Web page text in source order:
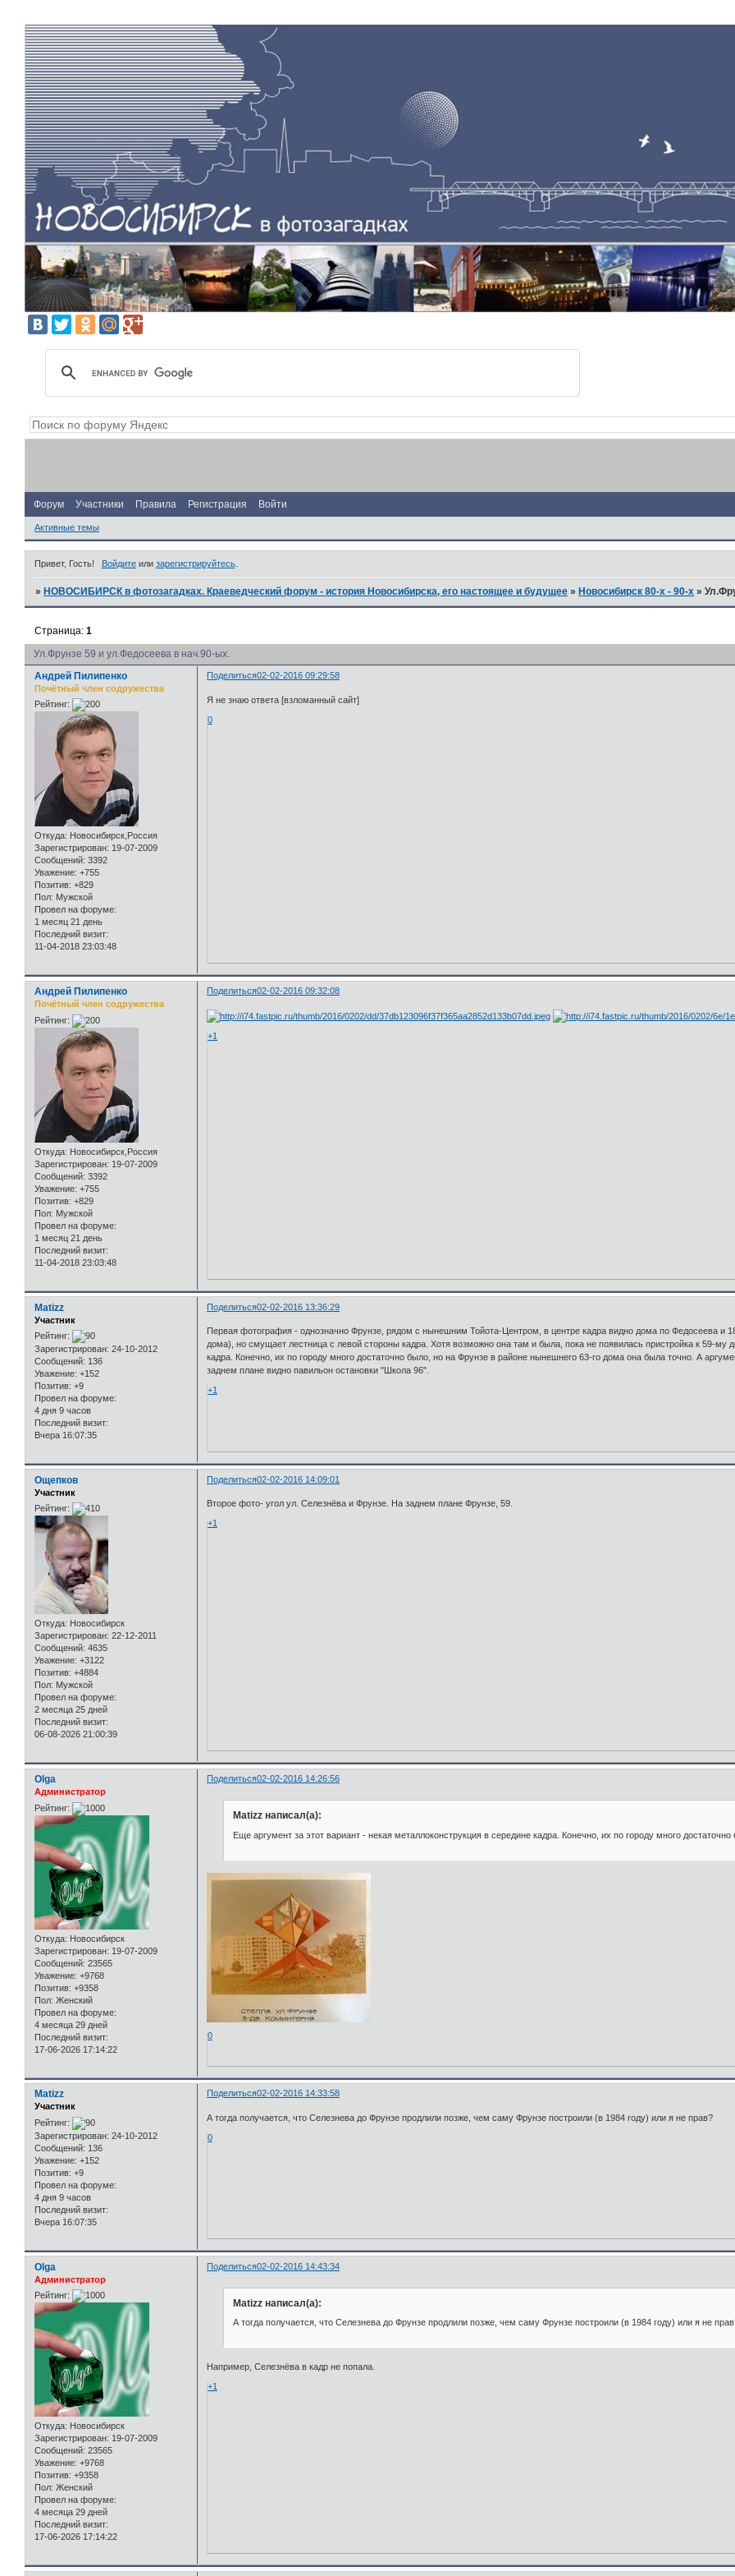
Форум Участники Правила Регистрация Войти
Активные темы
Привет, Гость! Войдитеили зарегистрируйтесь.
»НОВОСИБИРСК в фотозагадках. Краеведческий форум - история Новосибирска, его настоящее и будущее »Новосибирск 80-х - 90-х »
Ул.Фрунзе 59 и ул.Федосеева в нач.90-ых.
Страница:1
Поделиться02-02-2016 09:29:58
Андрей Пилипенко
Почётный член содружества
Рейтинг:
Откуда: Новосибирск,Россия
Зарегистрирован: 19-07-2009
Сообщений: 3392
Уважение: +755
Позитив: +829
Пол: Мужской
Провел на форуме:
1 месяц 21 день
Последний визит:
11-04-2018 23:03:48
Я не знаю ответа [взломанный сайт]
0
Поделиться02-02-2016 09:32:08
Андрей Пилипенко
Почётный член содружества
Рейтинг:
Откуда: Новосибирск,Россия
Зарегистрирован: 19-07-2009
Сообщений: 3392
Уважение: +755
Позитив: +829
Пол: Мужской
Провел на форуме:
1 месяц 21 день
Последний визит:
11-04-2018 23:03:48
+1
Поделиться02-02-2016 13:36:29
Matizz
Участник
Рейтинг:
Зарегистрирован: 24-10-2012
Сообщений: 136
Уважение: +152
Позитив: +9
Провел на форуме:
4 дня 9 часов
Последний визит:
Вчера 16:07:35
Первая фотография - однозначно Фрунзе, рядом с нынешним Тойота-Центром, в центре кадра видно дома по Федосеева и
дома), но смущает лестница с левой стороны кадра. Хотя возможно она там и была, пока не появилась пристройка к 59-му
кадра. Конечно, их по городу много достаточно было, но на Фрунзе в районе нынешнего 63-го дома она была точно. А
заднем плане видно павильон остановки "Школа 96".
+1
Поделиться02-02-2016 14:09:01
Ощепков
Участник
Рейтинг:
Откуда: Новосибирск
Зарегистрирован: 22-12-2011
Сообщений: 4635
Уважение: +3122
Позитив: +4884
Пол: Мужской
Провел на форуме:
2 месяца 25 дней
Последний визит:
06-08-2026 21:00:39
Второе фото- угол ул. Селезнёва и Фрунзе. На заднем плане Фрунзе, 59.
+1
Поделиться02-02-2016 14:26:56
Olga
Администратор
Рейтинг:
Откуда: Новосибирск
Зарегистрирован: 19-07-2009
Сообщений: 23565
Уважение: +9768
Позитив: +9358
Пол: Женский
Провел на форуме:
4 месяца 29 дней
Последний визит:
17-06-2026 17:14:22
Matizz написал(а):
Еще аргумент за этот вариант - некая металлоконструкция в середине кадра. Конечно, их по городу много
0
Поделиться02-02-2016 14:33:58
Matizz
Участник
Рейтинг:
Зарегистрирован: 24-10-2012
Сообщений: 136
Уважение: +152
Позитив: +9
Провел на форуме:
4 дня 9 часов
Последний визит:
Вчера 16:07:35
А тогда получается, что Селезнева до Фрунзе продлили позже, чем саму Фрунзе построили (в 1984 году) или я не прав?
0
Поделиться02-02-2016 14:43:34
Olga
Администратор
Рейтинг:
Откуда: Новосибирск
Зарегистрирован: 19-07-2009
Сообщений: 23565
Уважение: +9768
Позитив: +9358
Пол: Женский
Провел на форуме:
4 месяца 29 дней
Последний визит:
17-06-2026 17:14:22
Matizz написал(а):
А тогда получается, что Селезнева до Фрунзе продлили позже, чем саму Фрунзе построили (в 1984 году) или я не
Например, Селезнёва в кадр не попала.
+1